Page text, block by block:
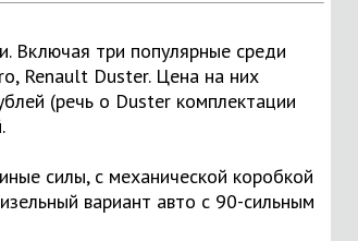
Включая три популярные среди
Renault Duster. Цена на них
(речь о Duster комплектации
силы, с механической коробкой
вариант авто с 90-сильным